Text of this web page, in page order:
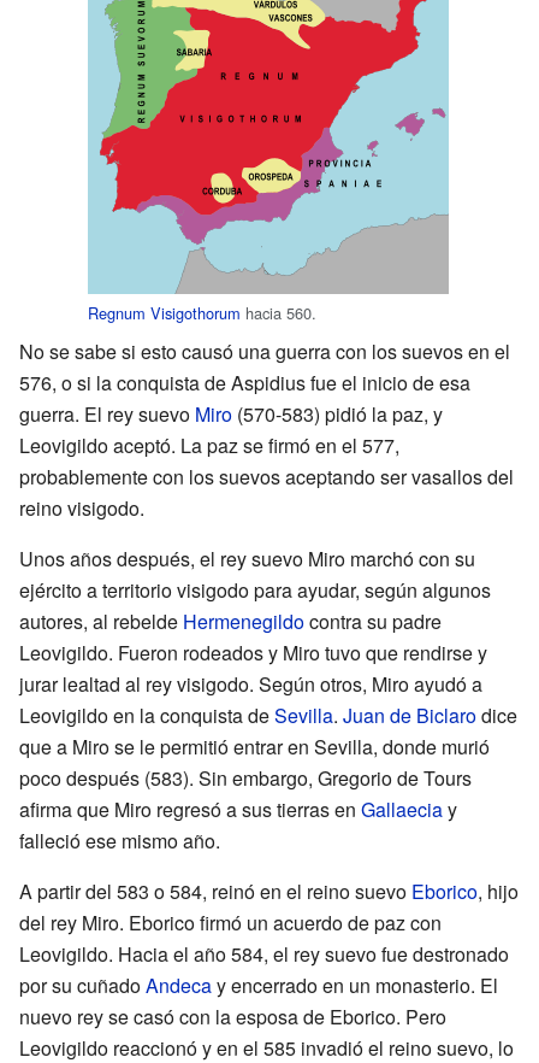
Regnum Visigothorum hacia 560.
No se sabe si esto causó una guerra con los suevos en el
576, o si la conquista de Aspidius fue el inicio de esa
guerra. El rey suevo Miro (570-583) pidió la paz, y
Leovigildo aceptó. La paz se firmó en el 577,
probablemente con los suevos aceptando ser vasallos del
reino visigodo.
Unos años después, el rey suevo Miro marchó con su
ejército a territorio visigodo para ayudar, según algunos
autores, al rebelde Hermenegildocontra su padre
Leovigildo. Fueron rodeados y Miro tuvo que rendirse y
jurar lealtad al rey visigodo. Según otros, Miro ayudó a
Leovigildo en la conquista deSevilla. Juan de Biclarodice
que a Miro se le permitió entrar en Sevilla, donde murió
poco después (583). Sin embargo, Gregorio de Tours
afirma que Miro regresó a sus tierras en Gallaeciay
falleció ese mismo año.
A partir del 583 o 584, reinó en el reino suevo Eborico, hijo
del rey Miro. Eborico firmó un acuerdo de paz con
Leovigildo. Hacia el año 584, el rey suevo fue destronado
por su cuñadoAndecay encerrado en un monasterio. El
nuevo rey se casó con la esposa de Eborico. Pero
Leovigildo reaccionó y en el 585 invadió el reino suevo, lo